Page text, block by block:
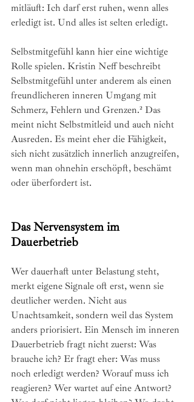
mitläuft: Ich darf erst ruhen, wenn alles
erledigt ist. Und alles ist selten erledigt.
Selbstmitgefühl kann hier eine wichtige
Rolle spielen. Kristin Neff beschreibt
Selbstmitgefühl unter anderem als einen
freundlicheren inneren Umgang mit
Schmerz, Fehlern und Grenzen.² Das
meint nicht Selbstmitleid und auch nicht
Ausreden. Es meint eher die Fähigkeit,
sich nicht zusätzlich innerlich anzugreifen,
wenn man ohnehin erschöpft, beschämt
oder überfordert ist.
Das Nervensystem im
Dauerbetrieb
Wer dauerhaft unter Belastung steht,
merkt eigene Signale oft erst, wenn sie
deutlicher werden. Nicht aus
Unachtsamkeit, sondern weil das System
anders priorisiert. Ein Mensch im inneren
Dauerbetrieb fragt nicht zuerst: Was
brauche ich? Er fragt eher: Was muss
noch erledigt werden? Worauf muss ich
reagieren? Wer wartet auf eine Antwort?